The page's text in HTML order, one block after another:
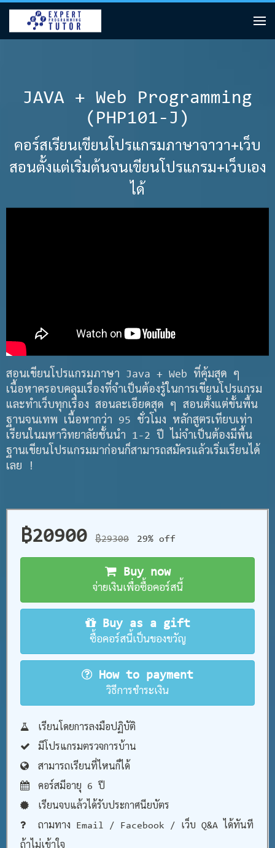
JAVA + Web Programming
(PHP101-J)
คอร์สเรียนเขียนโปรแกรมภาษาจาวา+เว็บ
สอนตั้งแต่เริ่มต้นจนเขียนโปรแกรม+เว็บเอง
ได้
สอนเขียนโปรแกรมภาษา Java + Web ที่คุ้มสุด ๆ
เนื้อหาครอบคลุมเรื่องที่จำเป็นต้องรู้ในการเขียนโปรแกรม
และทำเว็บทุกเรื่อง สอนละเอียดสุด ๆ สอนตั้งแต่ขั้นพื้น
ฐานจนเทพ เนื้อหากว่า 95 ชั่วโมง หลักสูตรเทียบเท่า
เรียนในมหาวิทยาลัยชั้นนำ 1-2 ปี ไม่จำเป็นต้องมีพื้น
ฐานเขียนโปรแกรมมาก่อนก็สามารถสมัครแล้วเริ่มเรียนได้
เลย !
฿20900 ฿29300 29% off
Buy now
จ่ายเงินเพื่อซื้อคอร์สนี้
Buy as a gift
ซื้อคอร์สนี้เป็นของขวัญ
How to payment
วิธีการชำระเงิน
เรียนโดยการลงมือปฏิบัติ
มีโปรแกรมตรวจการบ้าน
สามารถเรียนที่ไหนก็ได้
คอร์สมีอายุ 6 ปี
เรียนจบแล้วได้รับประกาศนียบัตร
ถามทาง Email / Facebook / เว็บ Q&A ได้ทันที
ถ้าไม่เข้าใจ